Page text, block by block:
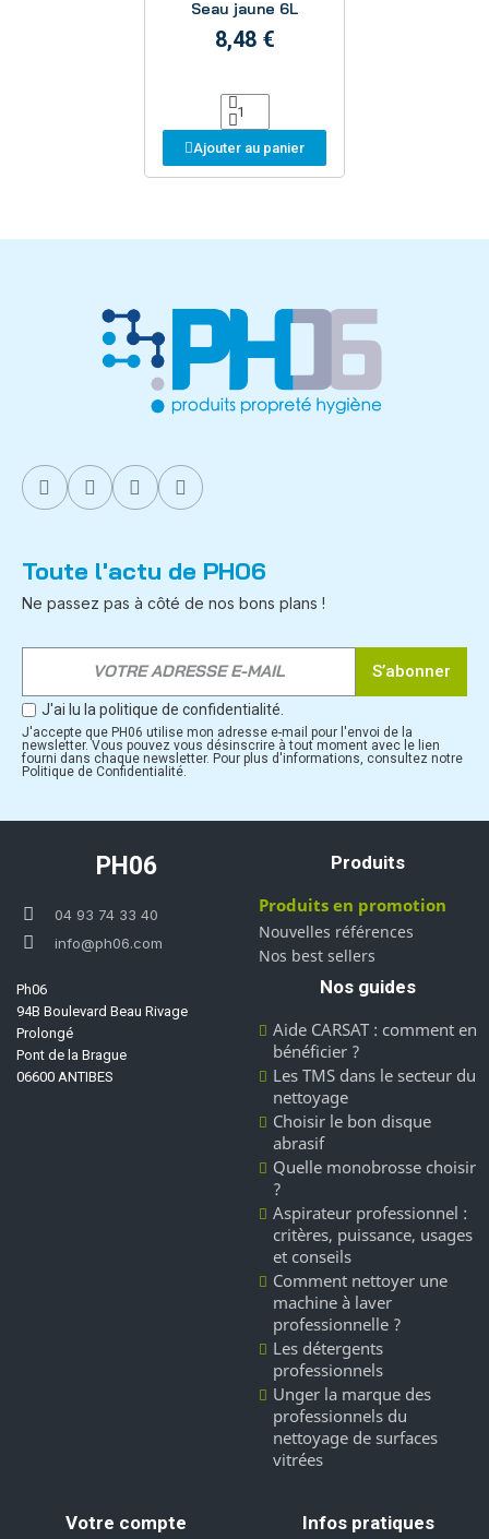
Seau jaune 6L
8,48 €
Ajouter au panier
Toute l'actu de PH06
Ne passez pas à côté de nos bons plans !
S’abonner
J'ai lu la politique de confidentialité.
J'accepte que PH06 utilise mon adresse e-mail pour l'envoi de la
newsletter. Vous pouvez vous désinscrire à tout moment avec le lien
fourni dans chaque newsletter. Pour plus d'informations, consultez notre
Politique de Confidentialité.
PH06
04 93 74 33 40
info@ph06.com
Ph06
94B Boulevard Beau Rivage
Prolongé
Pont de la Brague
06600 ANTIBES
Produits
Produits en promotion
Nouvelles références
Nos best sellers
Nos guides
Aide CARSAT : comment en
bénéficier ?
Les TMS dans le secteur du
nettoyage
Choisir le bon disque
abrasif
Quelle monobrosse choisir
?
Aspirateur professionnel :
critères, puissance, usages
et conseils
Comment nettoyer une
machine à laver
professionnelle ?
Les détergents
professionnels
Unger la marque des
professionnels du
nettoyage de surfaces
vitrées
Votre compte Infos pratiques